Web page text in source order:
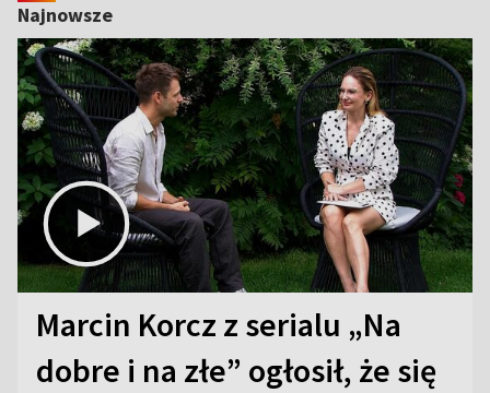
Najnowsze
Marcin Korcz z serialu „Na
dobre i na złe” ogłosił, że się